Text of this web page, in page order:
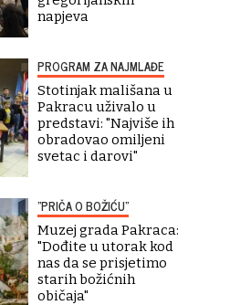
napjeva
PROGRAM ZA NAJMLAĐE
Stotinjak mališana u
Pakracu uživalo u
predstavi: "Najviše ih
obradovao omiljeni
svetac i darovi"
"PRIČA O BOŽIĆU"
Muzej grada Pakraca:
"Dođite u utorak kod
nas da se prisjetimo
starih božićnih
običaja"